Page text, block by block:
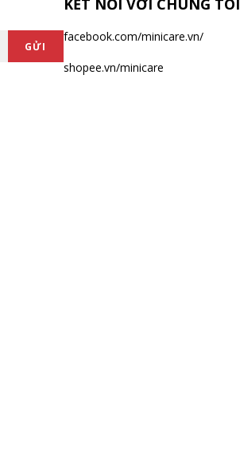
GỬI
KẾT NỐI VỚI CHÚNG TÔI
facebook.com/minicare.vn/
shopee.vn/minicare